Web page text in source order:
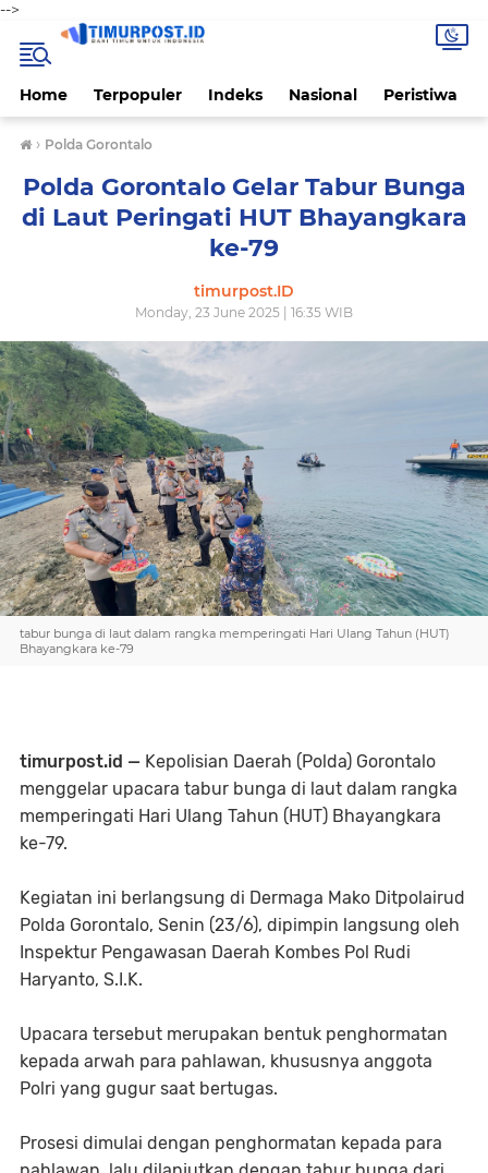
-->
Home Terpopuler Indeks Nasional Peristiwa
› Polda Gorontalo
Polda Gorontalo Gelar Tabur Bunga
di Laut Peringati HUT Bhayangkara
ke-79
timurpost.ID
Monday, 23 June 2025 | 16:35 WIB
tabur bunga di laut dalam rangka memperingati Hari Ulang Tahun (HUT)
Bhayangkara ke-79
timurpost.id — Kepolisian Daerah (Polda) Gorontalo
menggelar upacara tabur bunga di laut dalam rangka
memperingati Hari Ulang Tahun (HUT) Bhayangkara
ke-79.
Kegiatan ini berlangsung di Dermaga Mako Ditpolairud
Polda Gorontalo, Senin (23/6), dipimpin langsung oleh
Inspektur Pengawasan Daerah Kombes Pol Rudi
Haryanto, S.I.K.
Upacara tersebut merupakan bentuk penghormatan
kepada arwah para pahlawan, khususnya anggota
Polri yang gugur saat bertugas.
Prosesi dimulai dengan penghormatan kepada para